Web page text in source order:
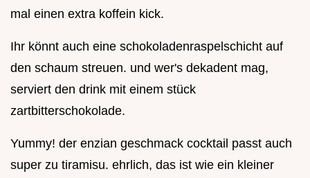
mal einen extra koffein kick.
Ihr könnt auch eine schokoladenraspelschicht auf
den schaum streuen. und wer's dekadent mag,
serviert den drink mit einem stück
zartbitterschokolade.
Yummy! der enzian geschmack cocktail passt auch
super zu tiramisu. ehrlich, das ist wie ein kleiner